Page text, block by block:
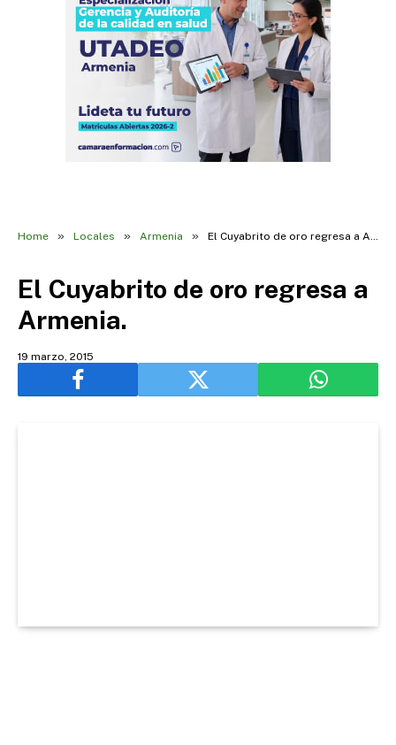
Home » Locales » Armenia » El Cuyabrito de oro regresa a Armenia.
El Cuyabrito de oro regresa a
Armenia.
19 marzo, 2015